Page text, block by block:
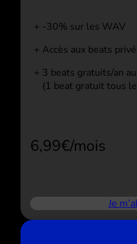
-30% sur les WAV
Accès aux beats
3 beats gratuits/an
(1 beat gratuit tous
6,99€/mois
Je